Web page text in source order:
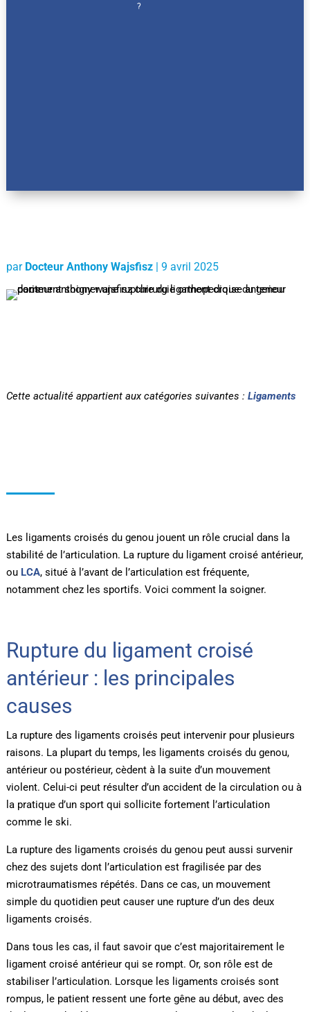
?
par Docteur Anthony Wajsfisz| 9 avril 2025
Cette actualité appartient aux catégories suivantes : Ligaments
Les ligaments croisés du genou jouent un rôle crucial dans la
stabilité de l’articulation. La rupture du ligament croisé antérieur,
ou LCA, situé à l’avant de l’articulation est fréquente,
notamment chez les sportifs. Voici comment la soigner.
Rupture du ligament croisé
antérieur : les principales
causes
La rupture des ligaments croisés peut intervenir pour plusieurs
raisons. La plupart du temps, les ligaments croisés du genou,
antérieur ou postérieur, cèdent à la suite d’un mouvement
violent. Celui-ci peut résulter d’un accident de la circulation ou à
la pratique d’un sport qui sollicite fortement l’articulation
comme le ski.
La rupture des ligaments croisés du genou peut aussi survenir
chez des sujets dont l’articulation est fragilisée par des
microtraumatismes répétés. Dans ce cas, un mouvement
simple du quotidien peut causer une rupture d’un des deux
ligaments croisés.
Dans tous les cas, il faut savoir que c’est majoritairement le
ligament croisé antérieur qui se rompt. Or, son rôle est de
stabiliser l’articulation. Lorsque les ligaments croisés sont
rompus, le patient ressent une forte gêne au début, avec des